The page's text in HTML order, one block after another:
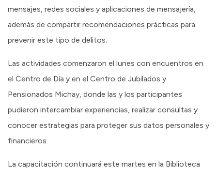
mensajes, redes sociales y aplicaciones de mensajería,
además de compartir recomendaciones prácticas para
prevenir este tipo de delitos.
Las actividades comenzaron el lunes con encuentros en
el Centro de Día y en el Centro de Jubilados y
Pensionados Michay, donde las y los participantes
pudieron intercambiar experiencias, realizar consultas y
conocer estrategias para proteger sus datos personales y
financieros.
La capacitación continuará este martes en la Biblioteca